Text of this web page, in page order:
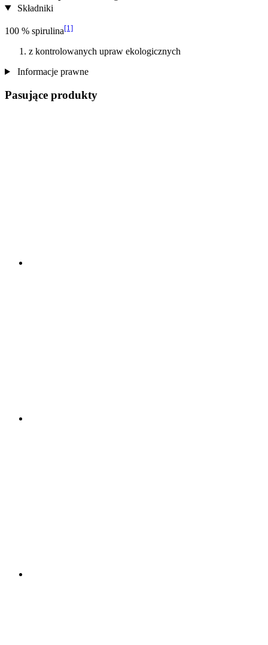
Składniki
100 % spirulina[1]
z kontrolowanych upraw ekologicznych
Informacje prawne
Pasujące produkty